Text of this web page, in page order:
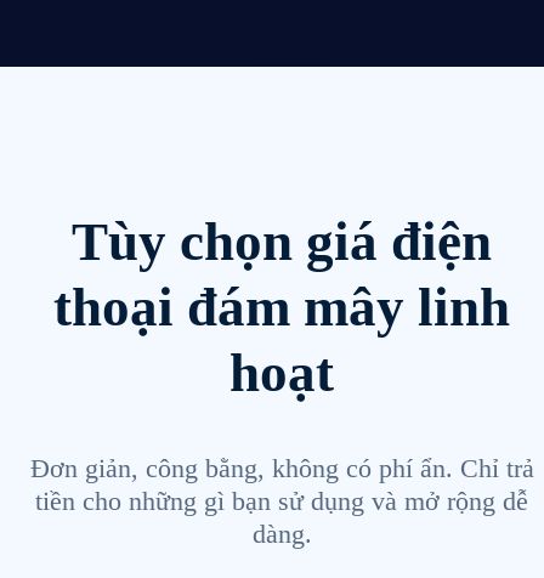
Tùy chọn giá điện
thoại đám mây linh
hoạt
Đơn giản, công bằng, không có phí ẩn. Chỉ trả
tiền cho những gì bạn sử dụng và mở rộng dễ
dàng.